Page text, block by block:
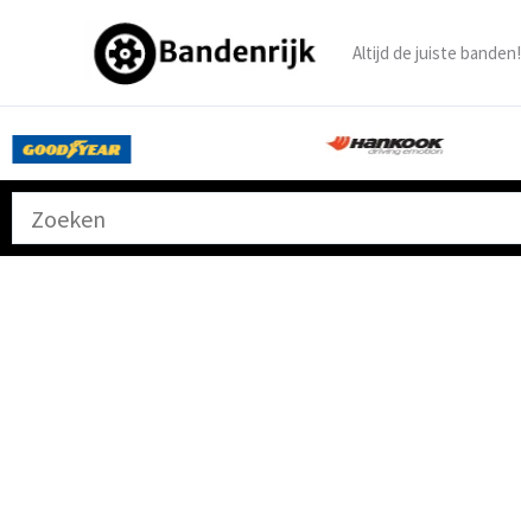
inhoud
Altijd de juiste banden!